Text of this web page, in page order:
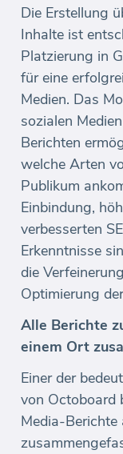
Die Erstellung
Inhalte ist
Platzierung in
für eine
Medien. Das
sozialen
Berichten
welche Arten
Publikum
Einbindung,
verbesserten
Erkenntnisse
die
Optimierung
Alle Berichte
einem Ort
Einer der
von Octoboard
Media-Berichte